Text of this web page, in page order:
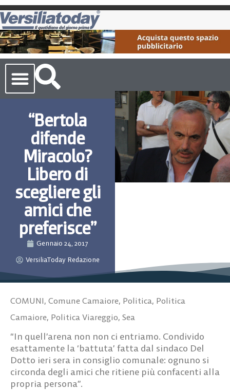
“Bertola
difende
Miracolo?
Libero di
scegliere gli
amici che
preferisce”
Gennaio 24, 2017
VersiliaToday Redazione
COMUNI, Comune Camaiore, Politica, Politica
Camaiore, Politica Viareggio, Sea
“In quell’arena non non ci entriamo. Condivido
esattamente la ‘battuta’ fatta dal sindaco Del
Dotto ieri sera in consiglio comunale: ognuno si
circonda degli amici che ritiene più confacenti alla
propria persona”.